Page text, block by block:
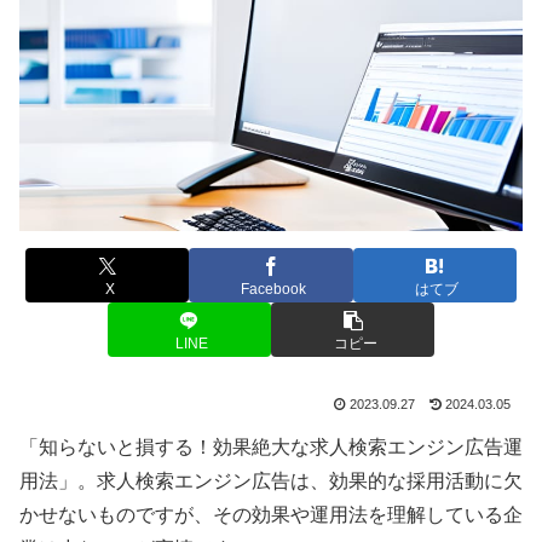
X Facebook はてブ
LINE コピー
2023.09.27 2024.03.05
「知らないと損する！効果絶大な求人検索エンジン広告運
用法」。求人検索エンジン広告は、効果的な採用活動に欠
かせないものですが、その効果や運用法を理解している企